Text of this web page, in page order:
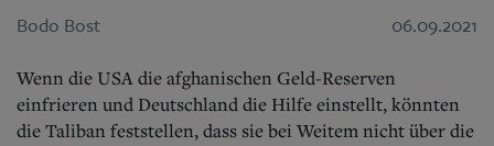
Danzig und Westpreußen
Bücher
Bodo Bost 06.09.2021
Wenn die USA die afghanischen Geld-Reserven
einfrieren und Deutschland die Hilfe einstellt, könnten
die Taliban feststellen, dass sie bei Weitem nicht über die